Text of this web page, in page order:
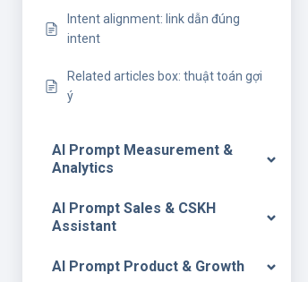
Intent alignment: link dẫn đúng
intent
Related articles box: thuật toán gợi
ý
AI Prompt Measurement &
Analytics
AI Prompt Sales & CSKH
Assistant
AI Prompt Product & Growth